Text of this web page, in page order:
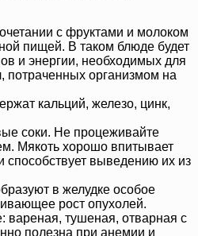
с фруктами и молоком
пищей. В таком блюде будет
и энергии, необходимых для
потраченных организмом на
кальций, железо, цинк,
соки. Не процеживайте
Мякоть хорошо впитывает
выведению их из
в желудке особое
рост опухолей.
вареная, тушеная, отварная с
полезна при анемии и